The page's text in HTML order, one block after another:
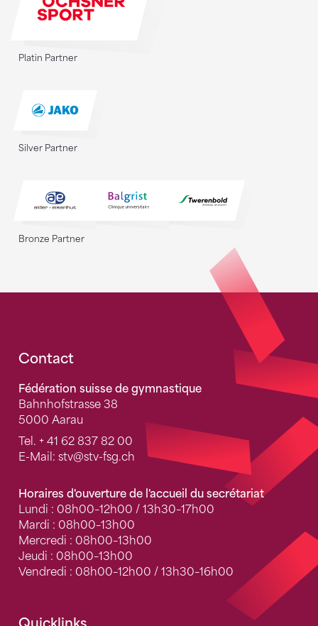
Platin Partner
Silver Partner
Bronze Partner
Fusszeile
Contact
Fédération suisse de gymnastique
Bahnhofstrasse 38
5000 Aarau
Tel. + 41 62 837 82 00
E-Mail: stv@stv-fsg.ch
Horaires d'ouverture de l'accueil du secrétariat
Lundi : 08h00–12h00 / 13h30–17h00
Mardi : 08h00–13h00
Mercredi : 08h00–13h00
Jeudi : 08h00–13h00
Vendredi : 08h00–12h00 / 13h30–16h00